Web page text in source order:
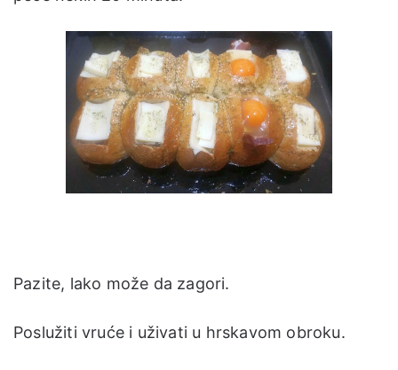
Pazite, lako može da zagori.
Poslužiti vruće i uživati u hrskavom obroku.